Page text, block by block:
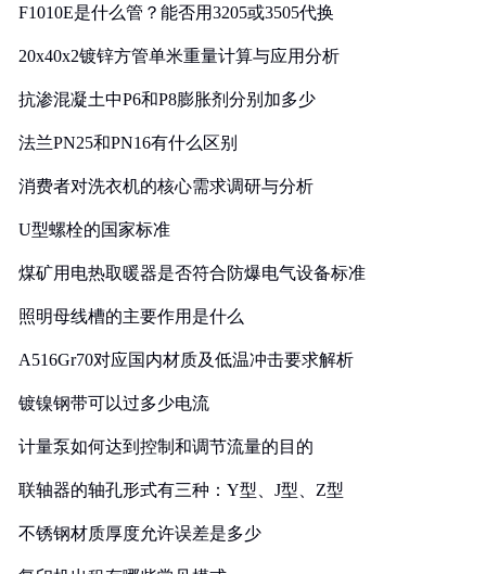
F1010E是什么管？能否用3205或3505代换
20x40x2镀锌方管单米重量计算与应用分析
抗渗混凝土中P6和P8膨胀剂分别加多少
法兰PN25和PN16有什么区别
消费者对洗衣机的核心需求调研与分析
U型螺栓的国家标准
煤矿用电热取暖器是否符合防爆电气设备标准
照明母线槽的主要作用是什么
A516Gr70对应国内材质及低温冲击要求解析
镀镍钢带可以过多少电流
计量泵如何达到控制和调节流量的目的
联轴器的轴孔形式有三种：Y型、J型、Z型
不锈钢材质厚度允许误差是多少